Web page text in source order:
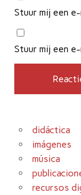
Stuur mij een
Stuur mij een
didáctica
imágenes
música
recursos